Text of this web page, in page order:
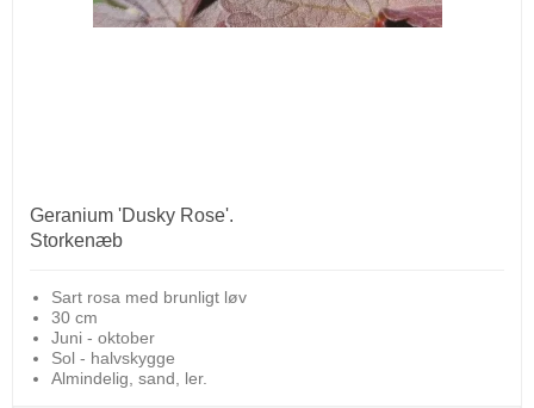
Geranium 'Dusky Rose'.
Storkenæb
Sart rosa med brunligt løv
30 cm
Juni - oktober
Sol - halvskygge
Almindelig, sand, ler.